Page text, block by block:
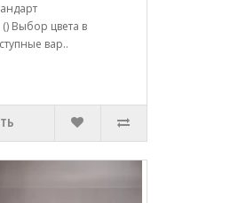
Выбор цвета в
вар..